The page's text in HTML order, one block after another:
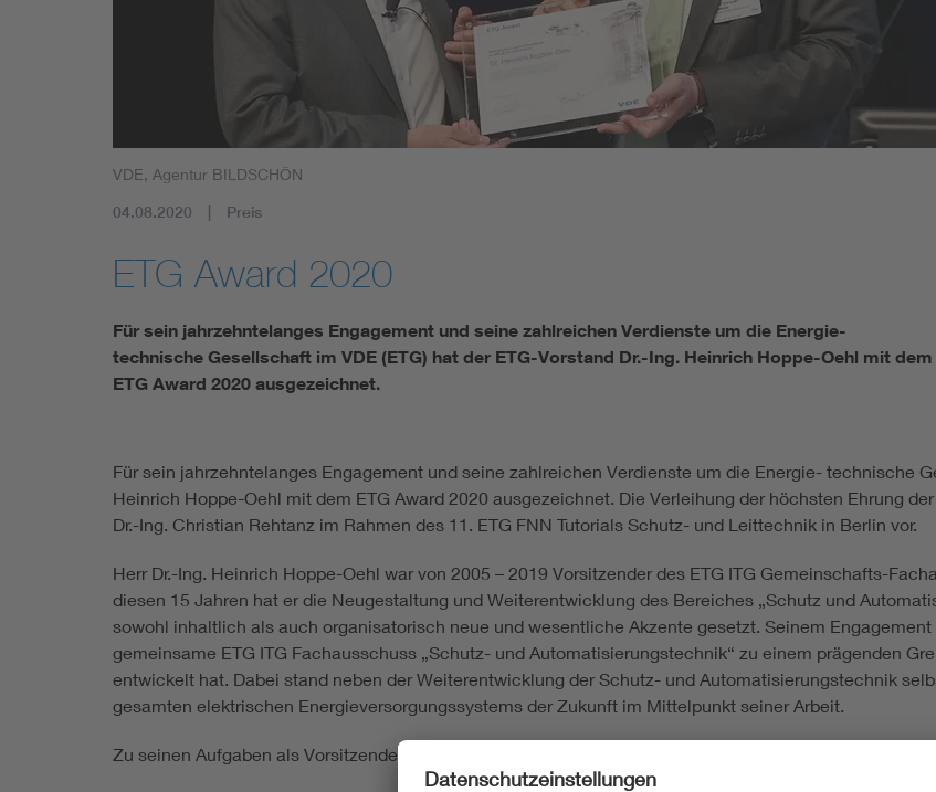
Renewable energies
Kompetenzzentrum Smart Grid
VDE, Agentur BILDSCHÖN
04.08.2020 Preis
ETG Award 2020
Für sein jahrzehntelanges Engagement und seine zahlreichen Verdienste um die Energie-
technische Gesellschaft im VDE (ETG) hat der ETG-Vorstand Dr.-Ing. Heinrich Hoppe-Oehl mit dem
ETG Award 2020 ausgezeichnet.
Für sein jahrzehntelanges Engagement und seine zahlreichen Verdienste um die Energie- technische
Heinrich Hoppe-Oehl mit dem ETG Award 2020 ausgezeichnet. Die Verleihung der höchsten Ehrung
Dr.-Ing. Christian Rehtanz im Rahmen des 11. ETG FNN Tutorials Schutz- und Leittechnik in Berlin vor.
Herr Dr.-Ing. Heinrich Hoppe-Oehl war von 2005 – 2019 Vorsitzender des ETG ITG Gemeinschafts-
diesen 15 Jahren hat er die Neugestaltung und Weiterentwicklung des Bereiches „Schutz und
sowohl inhaltlich als auch organisatorisch neue und wesentliche Akzente gesetzt. Seinem
gemeinsame ETG ITG Fachausschuss „Schutz- und Automatisierungstechnik“ zu einem prägenden
entwickelt hat. Dabei stand neben der Weiterentwicklung der Schutz- und Automatisierungstechnik
gesamten elektrischen Energieversorgungssystems der Zukunft im Mittelpunkt seiner Arbeit.
Zu seinen Aufgaben als Vorsitzender des ETG ITG Gemeinschafts-Fachausschuss „Schutz- und